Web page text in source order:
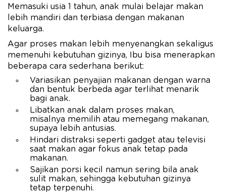
Memasuki usia 1 tahun, anak mulai belajar makan
lebih mandiri dan terbiasa dengan makanan
keluarga.
Agar proses makan lebih menyenangkan sekaligus
memenuhi kebutuhan gizinya, Ibu bisa menerapkan
beberapa cara sederhana berikut:
Variasikan penyajian makanan dengan warna
dan bentuk berbeda agar terlihat menarik
bagi anak.
Libatkan anak dalam proses makan,
misalnya memilih atau memegang makanan,
supaya lebih antusias.
Hindari distraksi seperti gadget atau televisi
saat makan agar fokus anak tetap pada
makanan.
Sajikan porsi kecil namun sering bila anak
sulit makan, sehingga kebutuhan gizinya
tetap terpenuhi.